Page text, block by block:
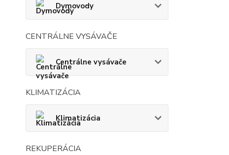
Dymovody
CENTRÁLNE VYSÁVAČE
Centrálne vysávače
KLIMATIZÁCIA
Klimatizácia
REKUPERÁCIA